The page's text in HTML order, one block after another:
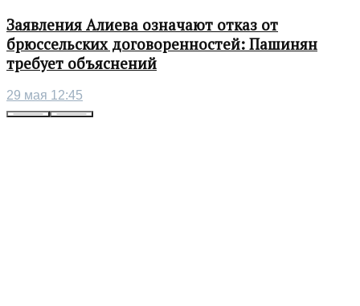
Заявления Алиева означают отказ от
брюссельских договоренностей: Пашинян
требует объяснений
29 мая 12:45